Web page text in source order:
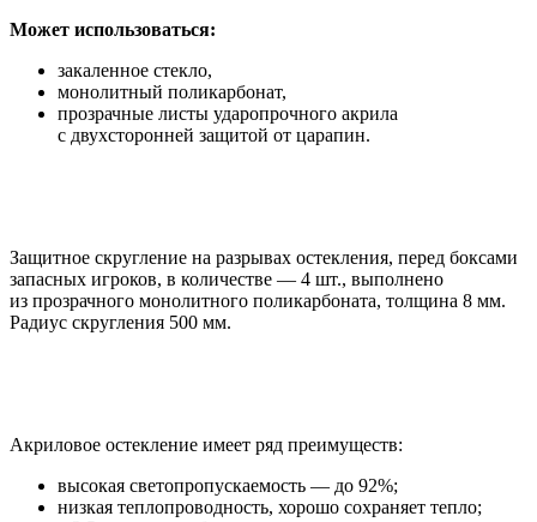
Может использоваться:
закаленное стекло,
монолитный поликарбонат,
прозрачные листы ударопрочного акрила
с двухсторонней защитой от царапин.
Защитное скругление на разрывах остекления, перед боксами
запасных игроков, в количестве — 4 шт., выполнено
из прозрачного монолитного поликарбоната, толщина 8 мм.
Радиус скругления 500 мм.
Акриловое остекление имеет ряд преимуществ:
высокая светопропускаемость — до 92%;
низкая теплопроводность, хорошо сохраняет тепло;